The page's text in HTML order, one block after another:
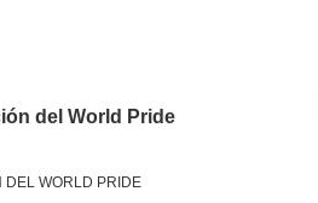
del World Pride
DEL WORLD PRIDE